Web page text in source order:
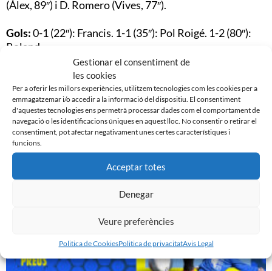
Gestionar el consentiment de
les cookies
Per a oferir les millors experiències, utilitzem tecnologies com les cookies per a
emmagatzemar i/o accedir a la informació del dispositiu. El consentiment
d'aquestes tecnologies ens permetrà processar dades com el comportament de
navegació o les identificacions úniques en aquest lloc. No consentir o retirar el
consentiment, pot afectar negativament unes certes característiques i
funcions.
Acceptar totes
Denegar
Veure preferències
Politica de CookiesPolitica de privacitatAvis Legal
(Álex, 89″) i D. Romero (Vives, 77″).
Gols:0-1 (22″): Francis. 1-1 (35″): Pol Roigé. 1-2 (80″):
Roland.
Fernández Morillo, delegació de Barcelona.
Grogues a Aleix, Cesc; D. Romero, Melo, Coca.
Camp:Pepín Valls, 200 espectadors.
Noticias Relacionadas